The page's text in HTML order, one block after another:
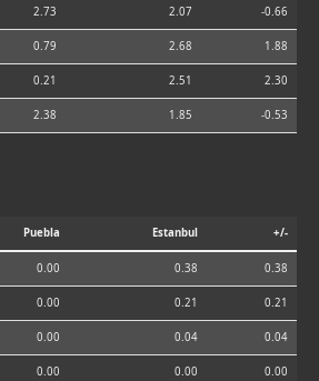
2.73 2.07 -0.66
0.79 2.68 1.88
0.21 2.51 2.30
2.38 1.85 -0.53
Puebla Estanbul +/-
0.00 0.38 0.38
0.00 0.21 0.21
0.00 0.04 0.04
0.00 0.00 0.00